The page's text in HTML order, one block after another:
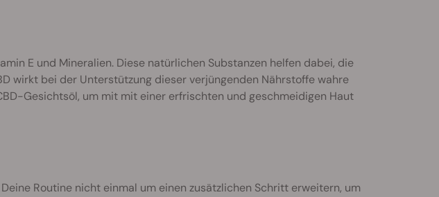
E und Mineralien. Diese natürlichen Substanzen helfen dabei, die
wirkt bei der Unterstützung dieser verjüngenden Nährstoffe wahre
Gesichtsöl, um mit mit einer erfrischten und geschmeidigen Haut
Routine nicht einmal um einen zusätzlichen Schritt erweitern, um